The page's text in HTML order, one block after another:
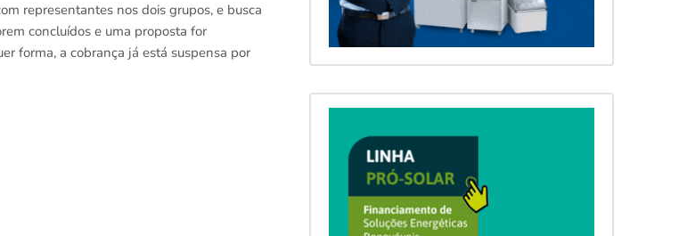
representantes nos dois grupos, e busca
concluídos e uma proposta for
forma, a cobrança já está suspensa por